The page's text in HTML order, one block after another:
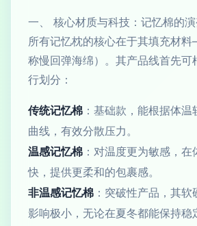
一、 核心材质与科技：记忆棉的
所有记忆枕的核心在于其填充材
称慢回弹海绵）。其产品线首先可
行划分：
传统记忆棉 ：基础款，能根据体
曲线，有效分散压力。
温感记忆棉 ：对温度更为敏感，
快，提供更柔和的包裹感。
非温感记忆棉 ：突破性产品，其
影响极小，无论在夏冬都能保持稳